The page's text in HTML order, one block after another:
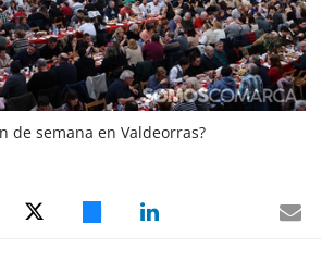
de semana en Valdeorras?